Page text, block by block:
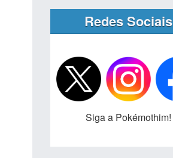
Redes Sociais
Siga a Pokémothim!